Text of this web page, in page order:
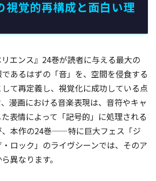
視覚的再構成と面白い理
リエンス』24巻が読者に与える最大の
あるはずの「音」を、空間を侵食する
して再定義し、視覚化に成功している点
漫画における音楽表現は、音符やキャ
表情によって「記号的」に処理される
、本作の24巻——特に巨大フェス「ジ
ロック」のライヴシーンでは、そのア
異なります。